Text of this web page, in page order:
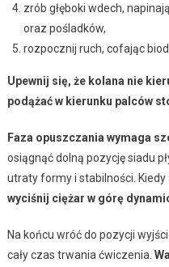
zrób głęboki wdech,
oraz pośladków,
rozpocznij ruch, cofając
Upewnij się, że kolana nie
podążać w kierunku palców
Faza opuszczania wymaga
osiągnąć dolną pozycję siadu
utraty formy i stabilności.
wyciśnij ciężar w górę
Na końcu wróć do pozycji
cały czas trwania ćwiczenia.